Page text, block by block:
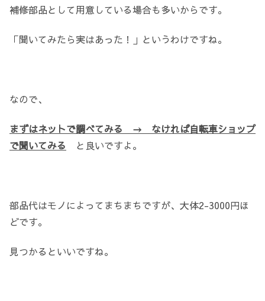
補修部品として用意している場合も多いからです。
「聞いてみたら実はあった！」というわけですね。
なので、
まずはネットで調べてみる → なければ自転車ショップ
で聞いてみる と良いですよ。
部品代はモノによってまちまちですが、大体2-3000円ほ
どです。
見つかるといいですね。